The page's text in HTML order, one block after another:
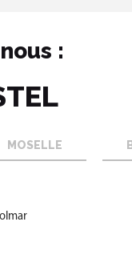
:
MOSELLE